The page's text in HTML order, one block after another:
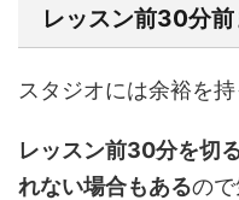
レッスン前30分前
スタジオには余裕を持
レッスン前30分を切
れない場合もあるので